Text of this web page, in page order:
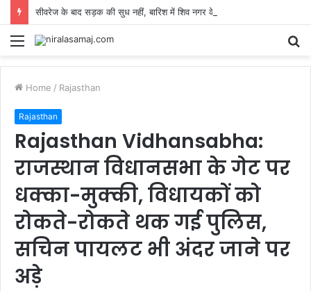
सीवरेज के बाद सड़क की सुध नहीं, बारिश में शिव नगर के गड्ढे बने आफत
Menu
Home / Rajasthan
Rajasthan
Rajasthan Vidhansabha:
राजस्थान विधानसभा के गेट पर
धक्का-मुक्की, विधायकों को
रोकते-रोकते थक गई पुलिस,
सचिन पायलट भी अंदर जाने पर
अड़े